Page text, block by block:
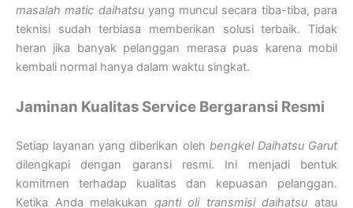
masalah matic daihatsuyang muncul secara tiba-tiba, para
teknisi sudah terbiasa memberikan solusi terbaik. Tidak
heran jika banyak pelanggan merasa puas karena mobil
kembali normal hanya dalam waktu singkat.
Jaminan Kualitas Service Bergaransi Resmi
Setiap layanan yang diberikan oleh bengkel Daihatsu Garut
dilengkapi dengan garansi resmi. Ini menjadi bentuk
komitmen terhadap kualitas dan kepuasan pelanggan.
Ketika Anda melakukan ganti oli transmisi daihatsu atau